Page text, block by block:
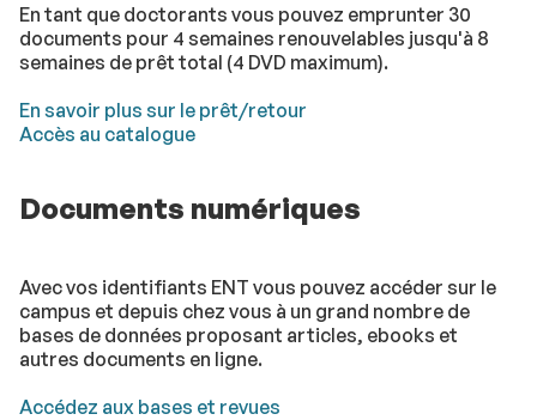
En tant que doctorants vous pouvez emprunter 30
documents pour 4 semaines renouvelables jusqu'à 8
semaines de prêt total (4 DVD maximum).
En savoir plus sur le prêt/retour
Accès au catalogue
Documents numériques
Avec vos identifiants ENT vous pouvez accéder sur le
campus et depuis chez vous à un grand nombre de
bases de données proposant articles, ebooks et
autres documents en ligne.
Accédez aux bases et revues